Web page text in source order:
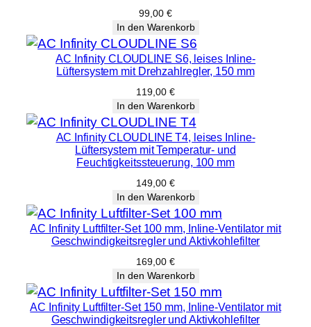
c
e
99,00 €
In den Warenkorb
AC Infinity CLOUDLINE S6, leises Inline-
Lüftersystem mit Drehzahlregler, 150 mm
119,00 €
In den Warenkorb
AC Infinity CLOUDLINE T4, leises Inline-
Lüftersystem mit Temperatur- und
Feuchtigkeitssteuerung, 100 mm
149,00 €
In den Warenkorb
AC Infinity Luftfilter-Set 100 mm, Inline-Ventilator mit
Geschwindigkeitsregler und Aktivkohlefilter
169,00 €
In den Warenkorb
AC Infinity Luftfilter-Set 150 mm, Inline-Ventilator mit
Geschwindigkeitsregler und Aktivkohlefilter